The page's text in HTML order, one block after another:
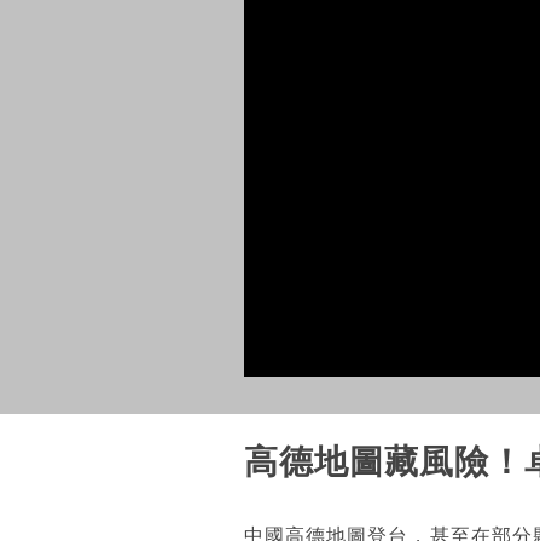
高德地圖藏風險！
中國高德地圖登台，甚至在部